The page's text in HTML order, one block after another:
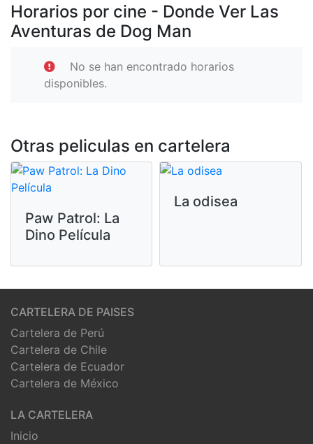
Horarios por cine - Donde Ver Las
Aventuras de Dog Man
No se han encontrado horarios
disponibles.
Otras peliculas en cartelera
Paw Patrol: La
Dino Película
La odisea
CARTELERA DE PAISES
Cartelera de Perú
Cartelera de Chile
Cartelera de Ecuador
Cartelera de México
LA CARTELERA
Inicio